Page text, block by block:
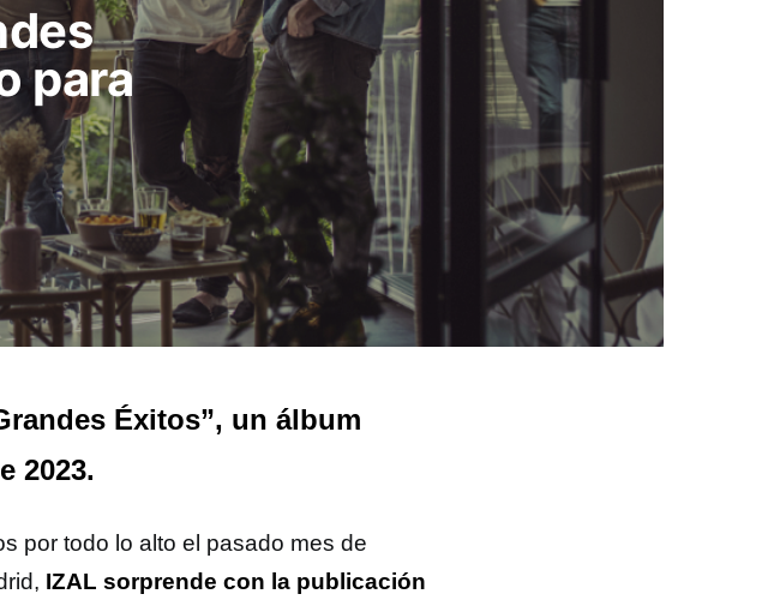
para
Éxitos”, un álbum
2023.
por todo lo alto el pasado mes de
IZAL sorprende con la publicación